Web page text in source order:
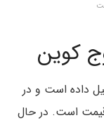
کوین
داده است و در
است. در حال